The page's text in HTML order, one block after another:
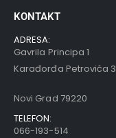
KONTAKT
ADRESA:
Gavrila Principa 1
Karađorđa Petrovića 3
Novi Grad 79220
TELEFON:
066-193-514